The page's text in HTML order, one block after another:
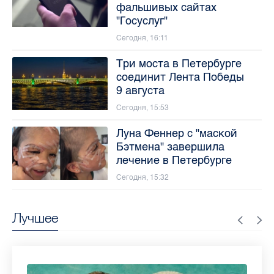
Лучшее
фальшивых сайтах
"Госуслуг"
Сегодня, 16:11
Три моста в Петербурге
соединит Лента Победы
9 августа
Сегодня, 15:53
Луна Феннер с "маской
Бэтмена" завершила
лечение в Петербурге
Сегодня, 15:32